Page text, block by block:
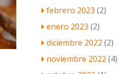
febrero 2023 (2)
enero 2023 (2)
diciembre 2022 (2)
noviembre 2022 (4)